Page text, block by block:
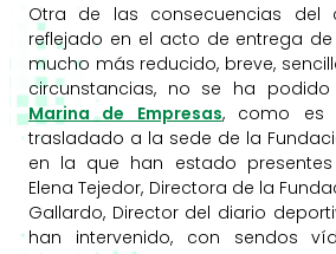
Otra de las consecuencias del
reflejado en el acto de entrega de
mucho más reducido, breve,
circunstancias, no se ha
Marina de Empresas, como es
trasladado a la sede de la
en la que han estado presentes
Elena Tejedor, Directora de la
Gallardo, Director del diario
han intervenido, con sendos